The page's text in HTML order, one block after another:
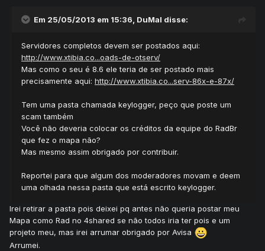
Em 25/05/2013 em 15:36, DuMal disse:
Servidores completos devem ser postados aqui:
http://www.xtibia.co...oads-de-otserv/
Mas como o seu é 8.6 ele teria de ser postado mais
precisamente aqui: http://www.xtibia.co...serv-86x-e-87x/
Tem uma pasta chamada keylogger, peço que poste um
scam também
Você não deveria colocar os créditos da equipe do RadBr
que fez o mapa não?
Mas mesmo assim obrigado por contribuir.
Reportei para que algum dos moderadores movam e deem
uma olhada nessa pasta que está escrito keylogger.
Irei retirar a pasta pois deixei pq antes não queria postar meu
Mapa como Rad no 4shared se não todos iria ter pois e um
projeto meu, mas irei arrumar obrigado por Avisa
Arrumei.